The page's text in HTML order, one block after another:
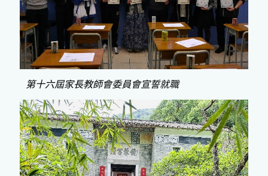
第十六屆家長教師會委員會宣誓就職